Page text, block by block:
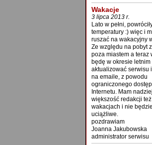
Wakacje
3 lipca 2013 r.
Lato w pełni,
temperatury :) więc i
ruszać na wakacyjny
Ze względu na pobyt
poza miastem a teraz
będę w okresie
aktualizować serwisu
na emaile, z powodu
ograniczonego
Internetu. Mam
większość redakcji
wakacjach i nie
uciążliwe.
pozdrawiam
Joanna Jakubowska
administrator serwisu